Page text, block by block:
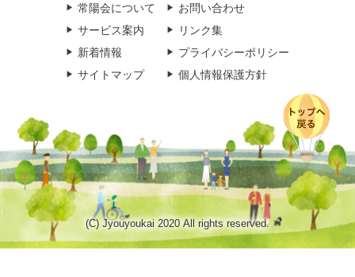
常陽会について
サービス案内
新着情報
サイトマップ
お問い合わせ
リンク集
プライバシーポリシー
個人情報保護方針
(C) Jyouyoukai 2020 All rights reserved.